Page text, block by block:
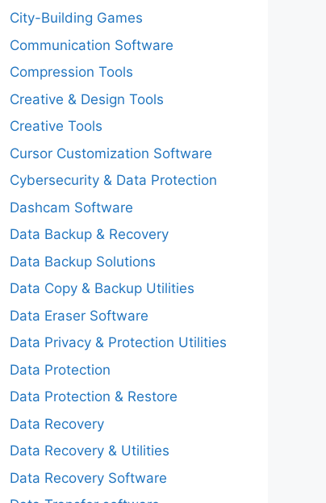
City-Building Games
Communication Software
Compression Tools
Creative & Design Tools
Creative Tools
Cursor Customization Software
Cybersecurity & Data Protection
Dashcam Software
Data Backup & Recovery
Data Backup Solutions
Data Copy & Backup Utilities
Data Eraser Software
Data Privacy & Protection Utilities
Data Protection
Data Protection & Restore
Data Recovery
Data Recovery & Utilities
Data Recovery Software